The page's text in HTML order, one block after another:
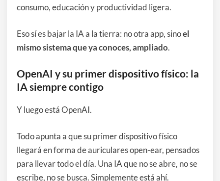
consumo, educación y productividad ligera.
Eso sí es bajar la IA a la tierra: no otra app, sinoel
mismo sistema que ya conoces, ampliado.
OpenAI y su primer dispositivo físico: la
IA siempre contigo
Y luego está OpenAI.
Todo apunta a que su primer dispositivo físico
llegará en forma de auriculares open-ear, pensados
para llevar todo el día. Una IA que no se abre, no se
escribe, no se busca. Simplemente está ahí.